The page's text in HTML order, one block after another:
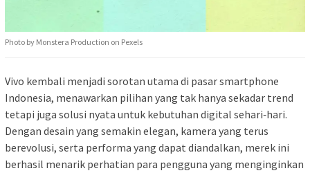
Photo by Monstera Production on Pexels
Vivo kembali menjadi sorotan utama di pasar smartphone
Indonesia, menawarkan pilihan yang tak hanya sekadar trend
tetapi juga solusi nyata untuk kebutuhan digital sehari‑hari.
Dengan desain yang semakin elegan, kamera yang terus
berevolusi, serta performa yang dapat diandalkan, merek ini
berhasil menarik perhatian para pengguna yang menginginkan